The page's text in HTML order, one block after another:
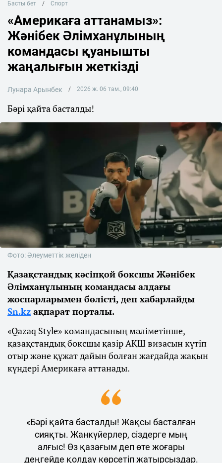
Басты бет Спорт
«Америкаға аттанамыз»:
Жәнібек Әлімханұлының
командасы қуанышты
жаңалығын жеткізді
Лунара Арынбек 2026 ж. 06 там., 09:40
Бәрі қайта басталды!
Фото: Әлеуметтік желіден
Қазақстандық кәсіпқой боксшы Жәнібек
Әлімханұлының командасы алдағы
жоспарларымен бөлісті, деп хабарлайды
Sn.kz ақпарат порталы.
«Qazaq Style» командасының мәліметінше,
қазақстандық боксшы қазір АҚШ визасын күтіп
отыр және құжат дайын болған жағдайда жақын
күндері Америкаға аттанады.
«Бәрі қайта басталды! Жақсы басталған
сияқты. Жанкүйерлер, сіздерге мың
алғыс! Өз қазағым деп өте жоғары
деңгейде қолдау көрсетіп жатырсыздар.